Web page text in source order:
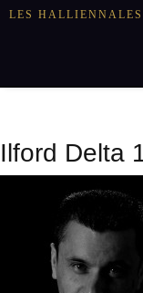
LES HALLIENNALES
Ilford Delta